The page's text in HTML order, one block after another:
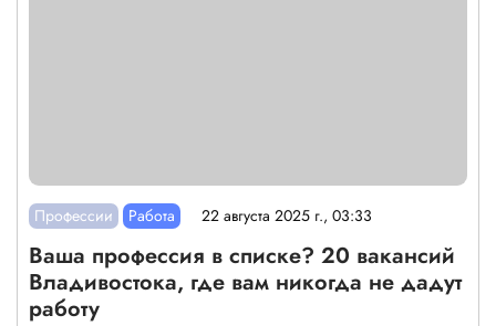
Профессии Работа 22 августа 2025 г., 03:33
Ваша профессия в списке? 20 вакансий
Владивостока, где вам никогда не дадут
работу